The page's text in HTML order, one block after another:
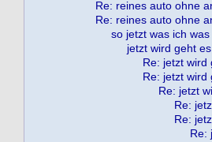
Re: reines auto ohne
Re: reines auto ohne
so jetzt was ich
jetzt wird geht
Re: jetzt wird
Re: jetzt wird
Re: jetzt
Re:
Re:
Re: